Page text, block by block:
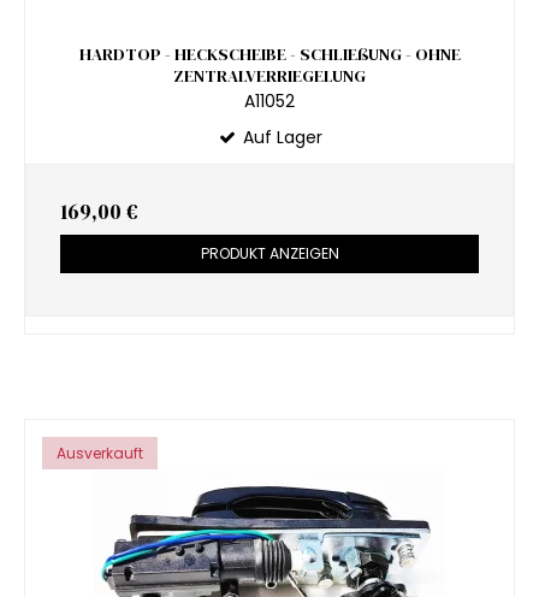
HARDTOP - HECKSCHEIBE - SCHLIEßUNG - OHNE
ZENTRALVERRIEGELUNG
A11052
Auf Lager
169,00 €
PRODUKT ANZEIGEN
Ausverkauft